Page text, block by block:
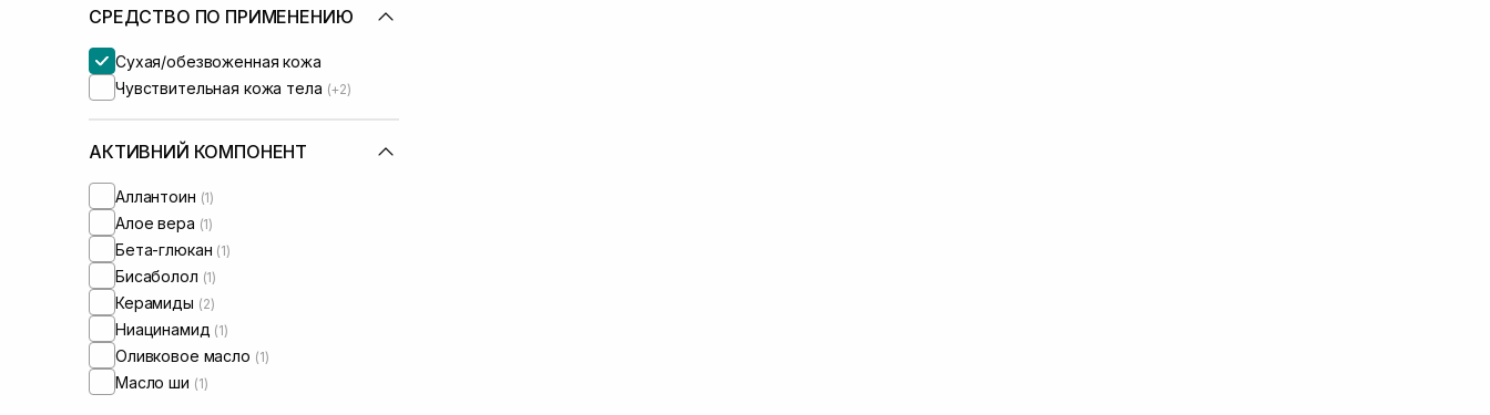
СРЕДСТВО ПО ПРИМЕНЕНИЮ
Сухая/обезвоженная кожа
Чувствительная кожа тела (+2)
АКТИВНИЙ КОМПОНЕНТ
Аллантоин (1)
Алое вера (1)
Бета-глюкан (1)
Бисаболол (1)
Керамиды (2)
Ниацинамид (1)
Оливковое масло (1)
Масло ши (1)